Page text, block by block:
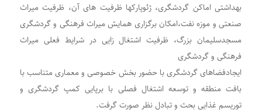
بهداشتی اماکن گردشگری، ژئوپارکها ظرفیت های آن، ظرفیت میراث
صنعتی و موزه نفت،امکان برگزاری همایش میراث فرهنگی و گردشگری
مسجدسلیمان بزرگ، ظرفیت اشتغال زایی در شرایط فعلی میراث
فرهنگی و گردشگری
ایجادفضاهای گردشگری با حضور بخش خصوصی و معماری متناسب با
بافت منطقه و توسعه اشتغال فصلی با برپایی کمپ گردشگری و
توریسم غذایی بحث و تبادل نظر صورت گرفت.